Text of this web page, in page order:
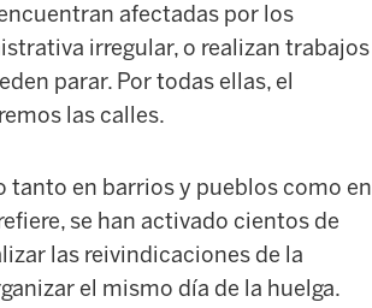
afectadas por los
irregular, o realizan trabajos
parar. Por todas ellas, el
las calles.
tanto en barrios y pueblos como en
se han activado cientos de
las reivindicaciones de la
el mismo día de la huelga.